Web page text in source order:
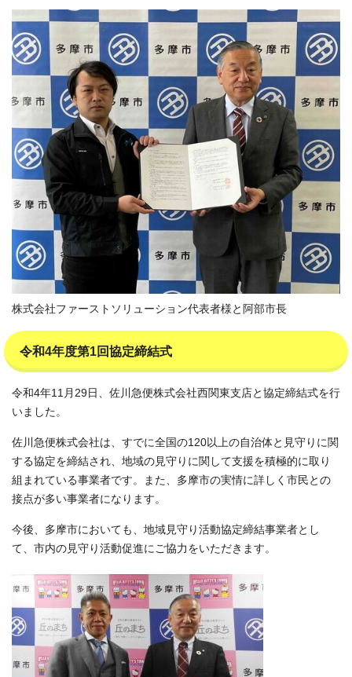
株式会社ファーストソリューション代表者様と阿部市長
令和4年度第1回協定締結式
令和4年11月29日、佐川急便株式会社西関東支店と協定締結式を行
いました。
佐川急便株式会社は、すでに全国の120以上の自治体と見守りに関
する協定を締結され、地域の見守りに関して支援を積極的に取り
組まれている事業者です。また、多摩市の実情に詳しく市民との
接点が多い事業者になります。
今後、多摩市においても、地域見守り活動協定締結事業者とし
て、市内の見守り活動促進にご協力をいただきます。